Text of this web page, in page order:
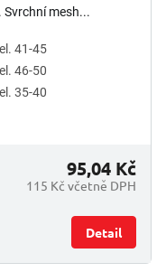
Svrchní mesh...
41-45
46-50
35-40
115 Kč včetně DPH
95,04 Kč
Detail